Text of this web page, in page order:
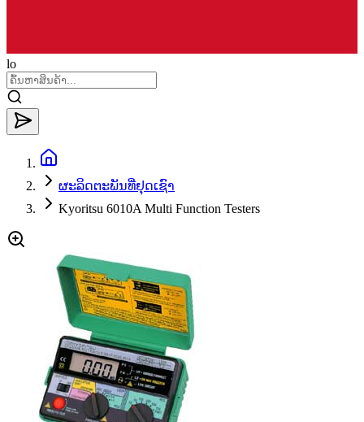
lo
ຜະລິດຕະພັນທີ່ຢຸດເຊົາ
Kyoritsu 6010A Multi Function Testers